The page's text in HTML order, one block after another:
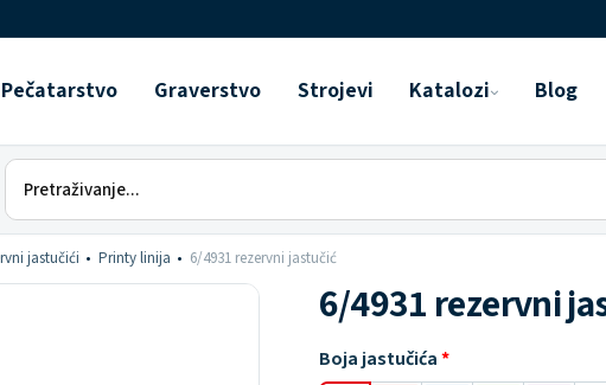
Pečatarstvo Graverstvo Strojevi Katalozi Blog
jastučići Printy linija 6/4931 rezervni jastučić
6/4931 rezervni
Boja jastučića